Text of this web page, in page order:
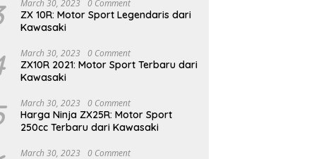
March 30, 2023 0 Comment
ZX 10R: Motor Sport Legendaris dari
Kawasaki
March 30, 2023 0 Comment
ZX10R 2021: Motor Sport Terbaru dari
Kawasaki
March 30, 2023 0 Comment
Harga Ninja ZX25R: Motor Sport
250cc Terbaru dari Kawasaki
March 30, 2023 0 Comment